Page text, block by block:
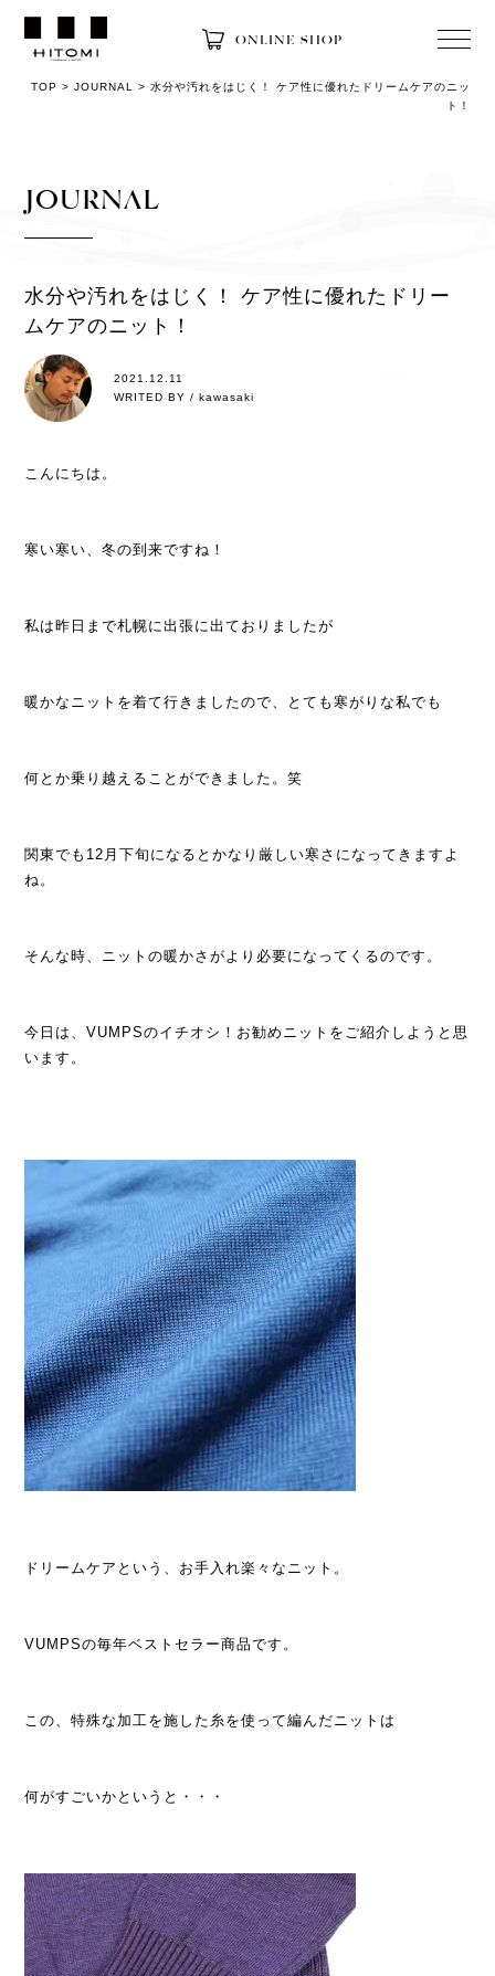
ONLINE SHOP
TOP > JOURNAL > 水分や汚れをはじく！ ケア性に優れたドリームケアのニッ
ト！
JOURNAL
水分や汚れをはじく！ ケア性に優れたドリー
ムケアのニット！
2021.12.11
WRITED BY / kawasaki
こんにちは。
寒い寒い、冬の到来ですね！
私は昨日まで札幌に出張に出ておりましたが
暖かなニットを着て行きましたので、とても寒がりな私でも
何とか乗り越えることができました。笑
関東でも12月下旬になるとかなり厳しい寒さになってきますよ
ね。
そんな時、ニットの暖かさがより必要になってくるのです。
今日は、VUMPSのイチオシ！お勧めニットをご紹介しようと思
います。
ドリームケアという、お手入れ楽々なニット。
VUMPSの毎年ベストセラー商品です。
この、特殊な加工を施した糸を使って編んだニットは
何がすごいかというと・・・